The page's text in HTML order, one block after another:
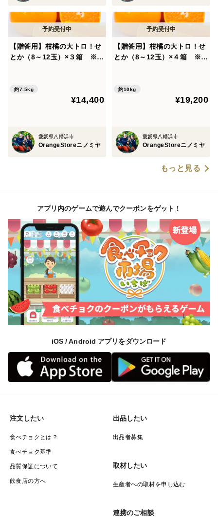
【贈答用】柑橘の大トロ！せ
とか（8～12玉）×３箱 ※2
約7.5kg
¥14,400
愛媛県八幡浜市
OrangeStoreニノミヤ
【贈答用】柑橘の大トロ！せ
とか（8～12玉）×４箱 ※2
約10kg
¥19,200
愛媛県八幡浜市
OrangeStoreニノミヤ
もっと見る
アプリ内のゲームで遊んでクーポンをゲット！
iOS / Android アプリをダウンロード
注文したい
食べチョクとは？
食べチョク基準
品質保証について
飲食店の方へ
出品したい
出品者募集
取材したい
生産者への取材を申し込む
連携のご相談